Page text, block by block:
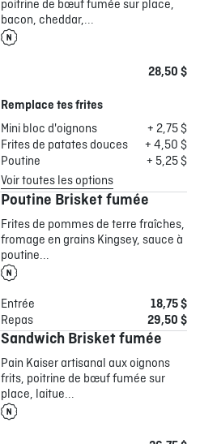
poitrine de bœuf fumée sur place,
bacon, cheddar,...
28,50 $
Remplace tes frites
Mini bloc d'oignons
+ 2,75 $
Frites de patates douces
+ 4,50 $
Poutine
+ 5,25 $
Voir toutes les options
Poutine Brisket fumée
Frites de pommes de terre fraîches,
fromage en grains Kingsey, sauce à
poutine...
Entrée
18,75 $
Repas
29,50 $
Sandwich Brisket fumée
Pain Kaiser artisanal aux oignons
frits, poitrine de bœuf fumée sur
place, laitue...